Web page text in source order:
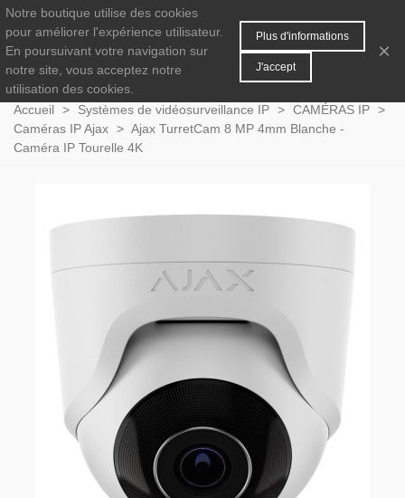
0 MENU
Accueil > Systèmes de vidéosurveillance IP > CAMÉRAS IP >
Caméras IP Ajax > Ajax TurretCam 8 MP 4mm Blanche -
Caméra IP Tourelle 4K
Notre boutique utilise des cookies
pour améliorer l'expérience utilisateur.
En poursuivant votre navigation sur
notre site, vous acceptez notre
utilisation des cookies.
Plus d'informations
J'accept
×